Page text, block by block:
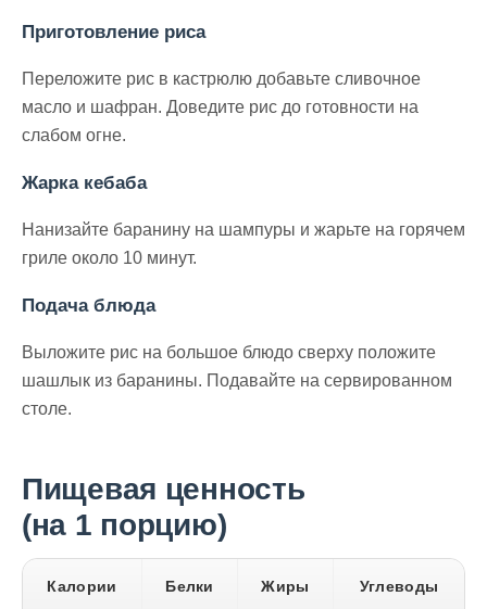
Приготовление риса
Переложите рис в кастрюлю добавьте сливочное
масло и шафран. Доведите рис до готовности на
слабом огне.
Жарка кебаба
Нанизайте баранину на шампуры и жарьте на горячем
гриле около 10 минут.
Подача блюда
Выложите рис на большое блюдо сверху положите
шашлык из баранины. Подавайте на сервированном
столе.
Пищевая ценность
(на 1 порцию)
Калории Белки Жиры Углеводы